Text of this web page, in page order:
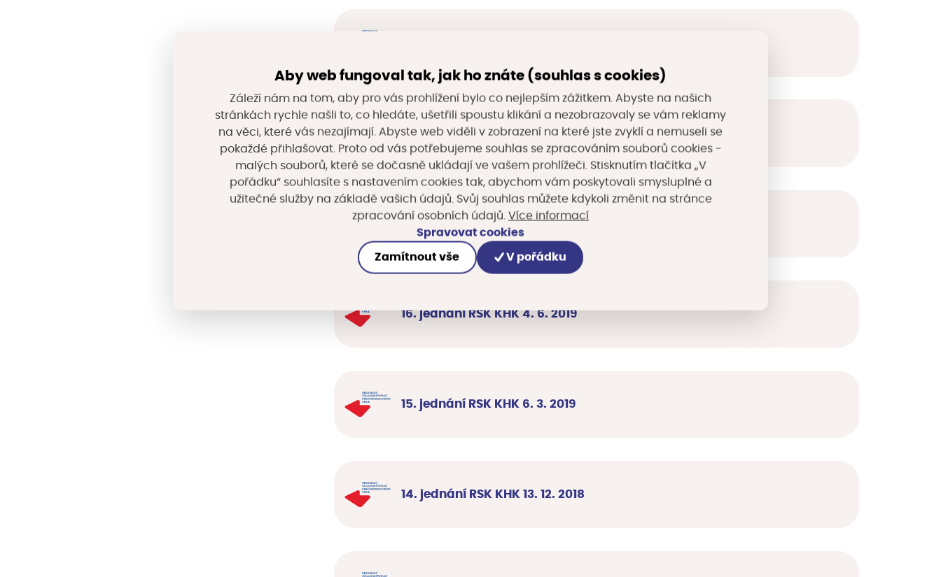
18. jednání RSK KHK 24. 6. 2020
17. jednání RSK KHK 22. 10. 2019
16. jednání RSK KHK 4. 6. 2019
15. jednání RSK KHK 6. 3. 2019
14. jednání RSK KHK 13. 12. 2018
Aby web fungoval tak, jak ho znáte (souhlas s cookies)
Záleží nám na tom, aby pro vás prohlížení bylo co nejlepším zážitkem. Abyste na našich
stránkách rychle našli to, co hledáte, ušetřili spoustu klikání a nezobrazovaly se vám reklamy
na věci, které vás nezajímají. Abyste web viděli v zobrazení na které jste zvyklí a nemuseli se
pokaždé přihlašovat. Proto od vás potřebujeme souhlas se zpracováním souborů cookies -
malých souborů, které se dočasně ukládají ve vašem prohlížeči. Stisknutím tlačítka „V
pořádku“ souhlasíte s nastavením cookies tak, abychom vám poskytovali smysluplné a
užitečné služby na základě vašich údajů. Svůj souhlas můžete kdykoli změnit na stránce
zpracování osobních údajů. Více informací
Spravovat cookies
Zamítnout vše V pořádku